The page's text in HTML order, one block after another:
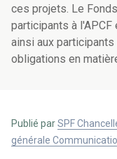
ces projets. Le
participants à
ainsi aux
obligations en
Publié parSPF
générale